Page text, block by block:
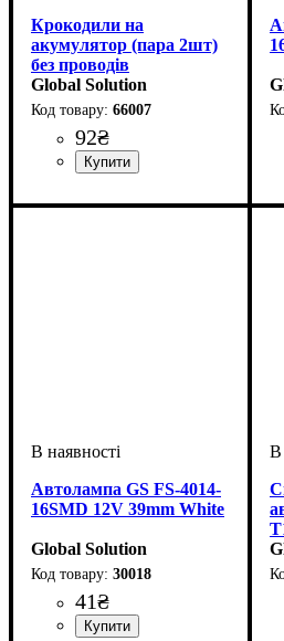
Крокодили на
акумулятор (пара 2шт)
без проводів
Global Solution
66007
92₴
Автолампа GS FS-4014-
16SMD 12V 39mm White
Global Solution
30018
41₴